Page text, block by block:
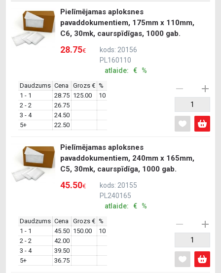
Pielīmējamas aploksnes
pavaddokumentiem, 175mm x 110mm,
C6, 30mk, caurspīdīgas, 1000 gab.
28.75€
kods: 20156
PL160110
atlaide: € %
Daudzums Cena Grozs € %
1 - 1
28.75 125.00
10
2 - 2
26.75
3 - 4
24.50
5+
22.50
Pielīmējamas aploksnes
pavaddokumentiem, 240mm x 165mm,
C5, 30mk, caurspīdīga, 1000 gab.
45.50€
kods: 20155
PL240165
atlaide: € %
Daudzums Cena Grozs € %
1 - 1
45.50 150.00
10
2 - 2
42.00
3 - 4
39.50
5+
36.75